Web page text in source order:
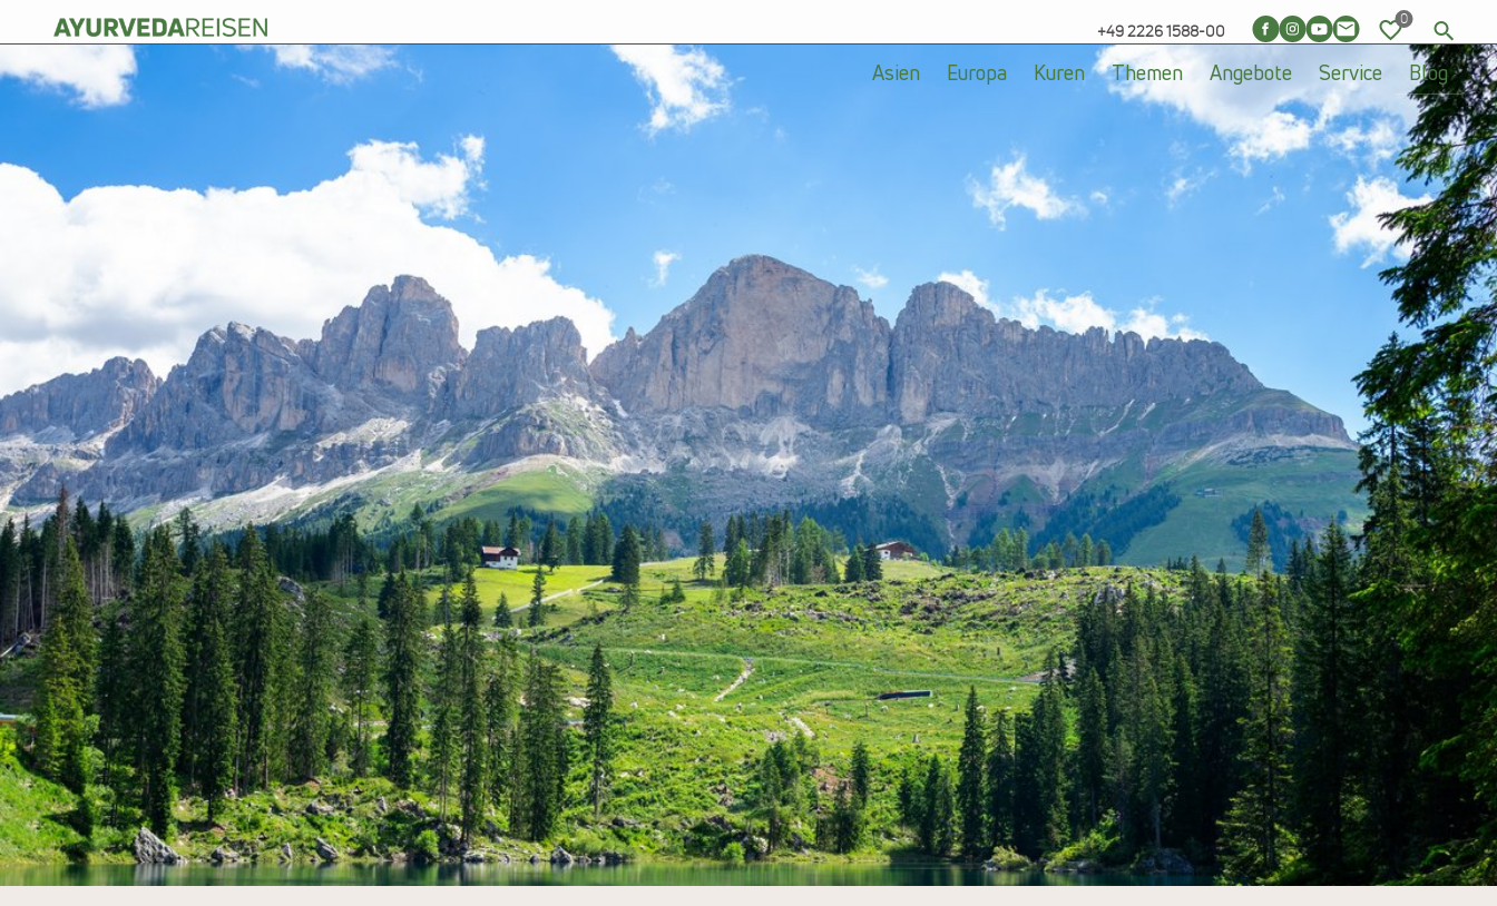
+49 2226 1588-00
Asien Europa Kuren Themen Angebote Service Blog